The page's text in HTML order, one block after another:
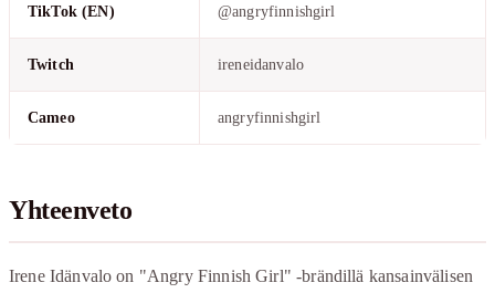
TikTok (EN) @angryfinnishgirl
Twitch ireneidanvalo
Cameo angryfinnishgirl
Yhteenveto
Irene Idänvalo on "Angry Finnish Girl" -brändillä kansainvälisen